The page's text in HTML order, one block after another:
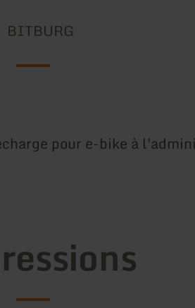
BITBURG
pour e-bike à